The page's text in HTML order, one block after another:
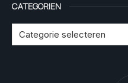
CATEGORIEN